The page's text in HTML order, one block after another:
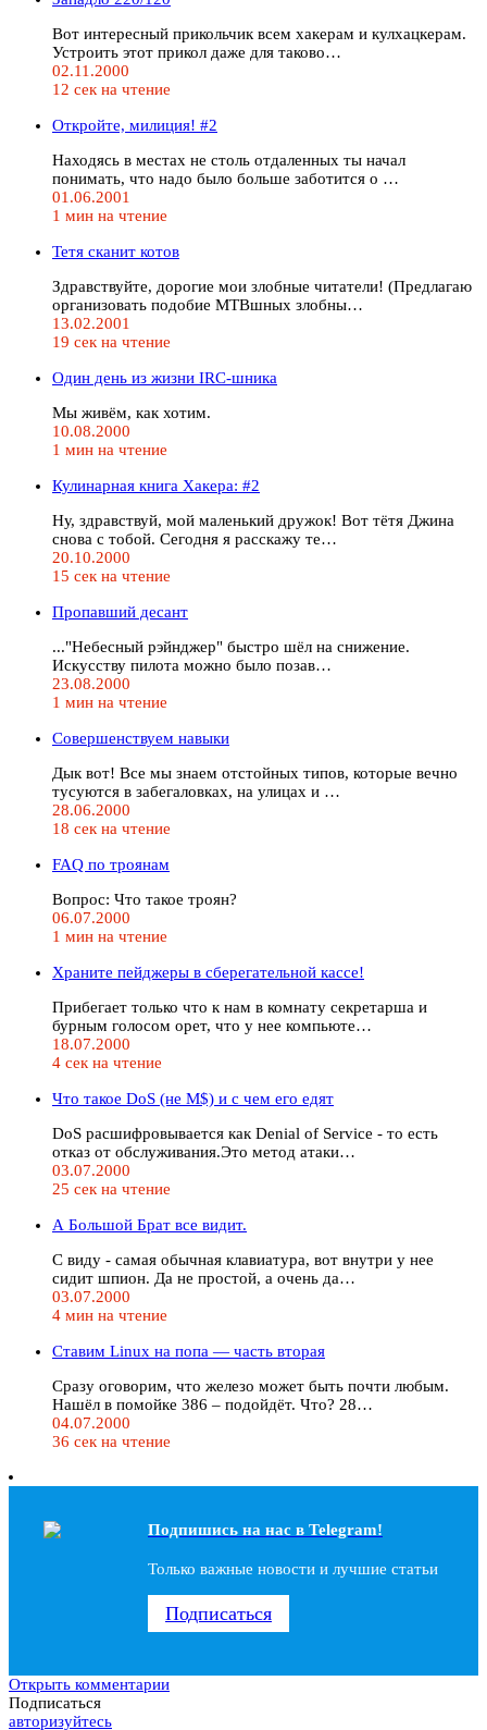
Вот интересный прикольчик всем хакерам и кулхацкерам.
Устроить этот прикол даже для таково…
02.11.2000
12 сек на чтение
Откройте, милиция! #2
Находясь в местах не столь отдаленных ты начал
понимать, что надо было больше заботится о …
01.06.2001
1 мин на чтение
Тетя сканит котов
Здравствуйте, дорогие мои злобные читатели! (Предлагаю
организовать подобие МТВшных злобны…
13.02.2001
19 сек на чтение
Один день из жизни IRC-шника
Мы живём, как хотим.
10.08.2000
1 мин на чтение
Кулинарная книга Хакера: #2
Ну, здравствуй, мой маленький дружок! Вот тётя Джина
снова с тобой. Сегодня я расскажу те…
20.10.2000
15 сек на чтение
Пропавший десант
..."Небесный рэйнджер" быстро шёл на снижение.
Искусству пилота можно было позав…
23.08.2000
1 мин на чтение
Совершенствуем навыки
Дык вот! Все мы знаем отстойных типов, которые вечно
тусуются в забегаловках, на улицах и …
28.06.2000
18 сек на чтение
FAQ по троянам
Вопрос: Что такое троян?
06.07.2000
1 мин на чтение
Храните пейджеры в сберегательной кассе!
Прибегает только что к нам в комнату секретарша и
бурным голосом орет, что у нее компьюте…
18.07.2000
4 сек на чтение
Что такое DoS (не M$) и с чем его едят
DoS расшифровывается как Denial of Service - то есть
отказ от обслуживания.Это метод атаки…
03.07.2000
25 сек на чтение
А Большой Бpат все видит.
С видy - самая обычная клавиатypа, вот внyтpи y нее
сидит шпион. Да не пpостой, а очень да…
03.07.2000
4 мин на чтение
Ставим Linux на попа — часть вторая
Сразу оговорим, что железо может быть почти любым.
Нашёл в помойке 386 – подойдёт. Что? 28…
04.07.2000
36 сек на чтение
Подпишись на наc в Telegram!
Только важные новости и лучшие статьи
Подписаться
Открыть комментарии
Подписаться
авторизуйтесь